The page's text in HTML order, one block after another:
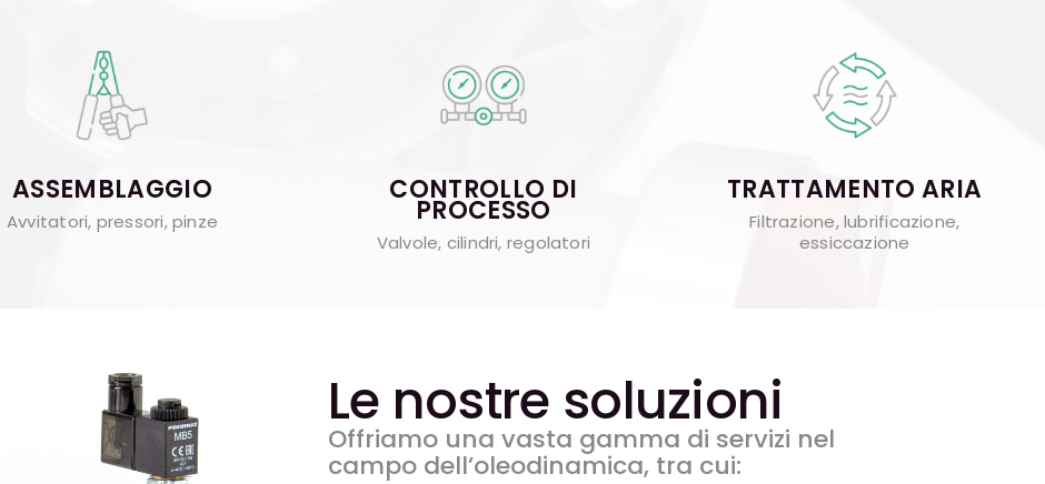
ASSEMBLAGGIO
Avvitatori, pressori, pinze
CONTROLLO DI
PROCESSO
Valvole, cilindri, regolatori
TRATTAMENTO ARIA
Filtrazione, lubrificazione,
essiccazione
Le nostre soluzioni
Offriamo una vasta gamma di servizi nel
campo dell’oleodinamica, tra cui: